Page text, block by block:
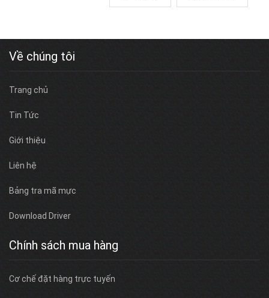
Về chúng tôi
Trang chủ
Tin Tức
Giới thiệu
Liên hệ
Bảng tra mã mực
Download Driver
Chính sách mua hàng
Cơ chế đặt hàng trực tuyến